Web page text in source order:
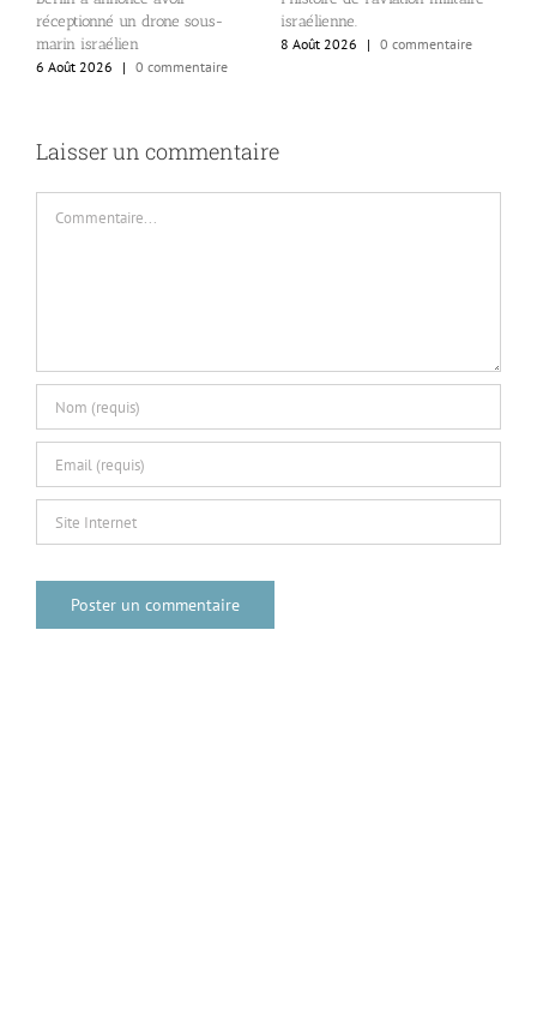
réceptionné un drone sous-
marin israélien
6 Août 2026
| 0 commentaire
israélienne.
8 Août 2026
| 0 commentaire
Laisser un commentaire